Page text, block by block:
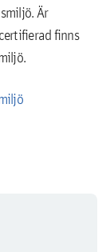
Är
finns